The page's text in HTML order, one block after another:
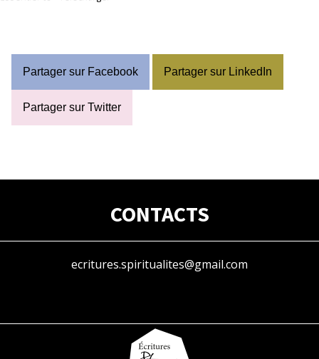
Partager sur Facebook Partager sur LinkedIn
Partager sur Twitter
CONTACTS
ecritures.spiritualites@gmail.com